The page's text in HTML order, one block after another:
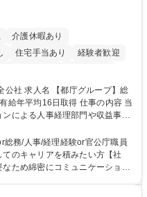
介護休暇あり
住宅手当あり
経験者歓迎
事補助あり
ープ】総
16日取得 仕事の内容 当
による人事経理部門や収益事業
業務をお任せいたします。研修
務詳細 【業務詳細】■
運営に係る管理業務 ■収益部
西口広場の「イベントコーナ
総務/人事/経理経験or官公庁職員
のキャリアを積みたい方【社
ため綿密にコミュニケーション